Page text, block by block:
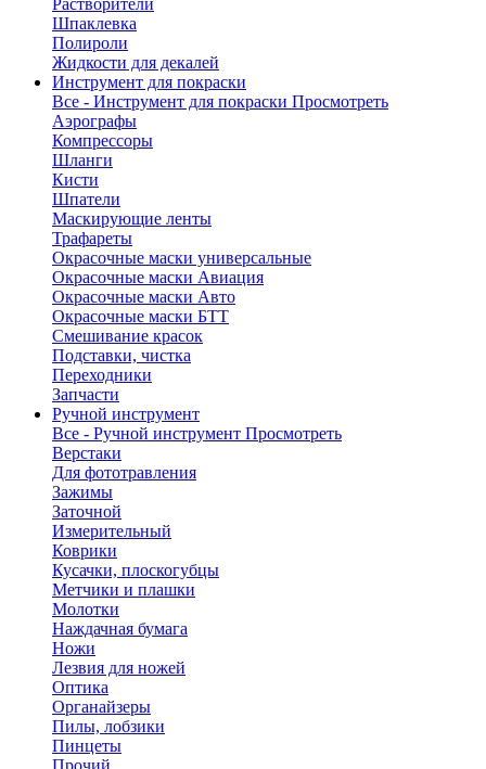
Растворители
Шпаклевка
Полироли
Жидкости для декалей
Инструмент для покраски
Все - Инструмент для покраски Просмотреть
Аэрографы
Компрессоры
Шланги
Кисти
Шпатели
Маскирующие ленты
Трафареты
Окрасочные маски универсальные
Окрасочные маски Авиация
Окрасочные маски Авто
Окрасочные маски БТТ
Смешивание красок
Подставки, чистка
Переходники
Запчасти
Ручной инструмент
Все - Ручной инструмент Просмотреть
Верстаки
Для фототравления
Зажимы
Заточной
Измерительный
Коврики
Кусачки, плоскогубцы
Метчики и плашки
Молотки
Наждачная бумага
Ножи
Лезвия для ножей
Оптика
Органайзеры
Пилы, лобзики
Пинцеты
Прочий